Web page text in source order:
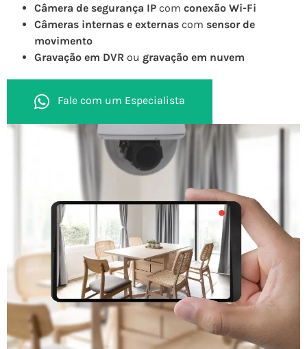
Câmera de segurança IP com conexão Wi-Fi
Câmeras internas e externas com sensor de
movimento
Gravação em DVR ou gravação em nuvem
Fale com um Especialista